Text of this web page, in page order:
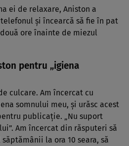
ei de relaxare, Aniston a
și încearcă să fie în pat
ore înainte de miezul
pentru „igiena
culcare. Am încercat cu
somnului meu, și urăsc acest
publicație. „Nu suport
Am încercat din răsputeri să
la ora 10 seara, să